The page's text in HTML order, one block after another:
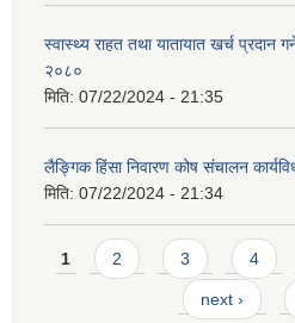
स्वास्थ्य राहत तथा यातायात खर्च प्रदान
२०८०
मिति: 07/22/2024 - 21:35
लैङ्गिक हिंसा निवारण कोष संचालन
मिति: 07/22/2024 - 21:34
Pages
1 2 3 4
next ›